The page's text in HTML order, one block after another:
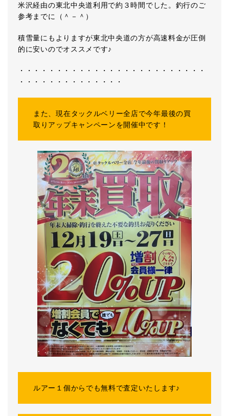
米沢経由の東北中央道利用で約３時間でした。釣行のご
参考までに（＾－＾）
積雪量にもよりますが東北中央道の方が高速料金が圧倒
的に安いのでオススメです♪
・・・・・・・・・・・・・・・・・・・・・・・・・
・・・・・・・・・・・・・・
また、現在タックルベリー全店で今年最後の買
取りアップキャンペーンを開催中です！
ルアー１個からでも無料で査定いたします♪